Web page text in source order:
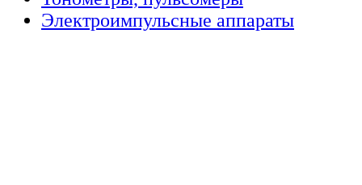
Электроимпульсные аппараты